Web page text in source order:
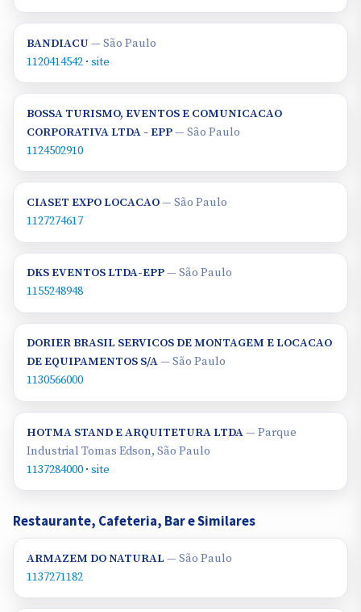
BANDIACU— São Paulo
1120414542 · site
BOSSA TURISMO, EVENTOS E COMUNICACAO
CORPORATIVA LTDA - EPP— São Paulo
1124502910
CIASET EXPO LOCACAO— São Paulo
1127274617
DKS EVENTOS LTDA-EPP— São Paulo
1155248948
DORIER BRASIL SERVICOS DE MONTAGEM E LOCACAO
DE EQUIPAMENTOS S/A— São Paulo
1130566000
HOTMA STAND E ARQUITETURA LTDA— Parque
Industrial Tomas Edson, São Paulo
1137284000 · site
Restaurante, Cafeteria, Bar e Similares
ARMAZEM DO NATURAL — São Paulo
1137271182